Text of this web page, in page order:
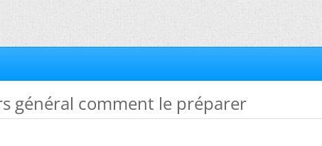
général comment le préparer